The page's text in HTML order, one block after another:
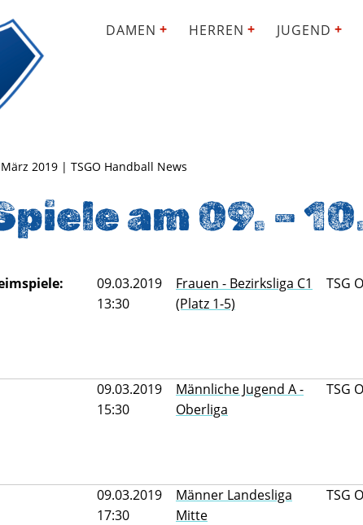
DAMEN HERREN JUGEND
2019 | TSGO Handball News
am 09. –
09.03.2019
13:30
Frauen - Bezirksliga C1
(Platz 1-5)
TSG
09.03.2019
15:30
Männliche Jugend A -
Oberliga
TSG
09.03.2019
17:30
Männer Landesliga
Mitte
TSG